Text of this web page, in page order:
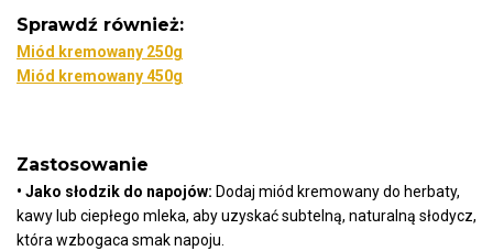
Sprawdź również:
Miód kremowany 250g
Miód kremowany 450g
Zastosowanie
• Jako słodzik do napojów: Dodaj miód kremowany do herbaty,
kawy lub ciepłego mleka, aby uzyskać subtelną, naturalną słodycz,
która wzbogaca smak napoju.